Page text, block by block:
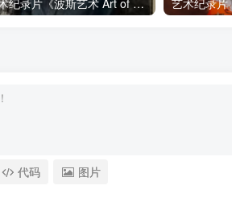
艺术纪录片《波斯艺术 Art of Persia》下载
代码 图片